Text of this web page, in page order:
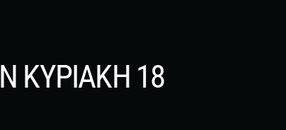
ΚΥΡΙΑΚΗ 18